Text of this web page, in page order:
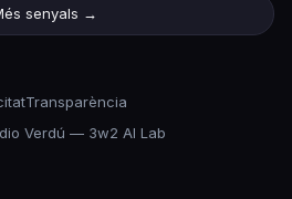
senyals →
Transparència
Verdú — 3w2 AI Lab